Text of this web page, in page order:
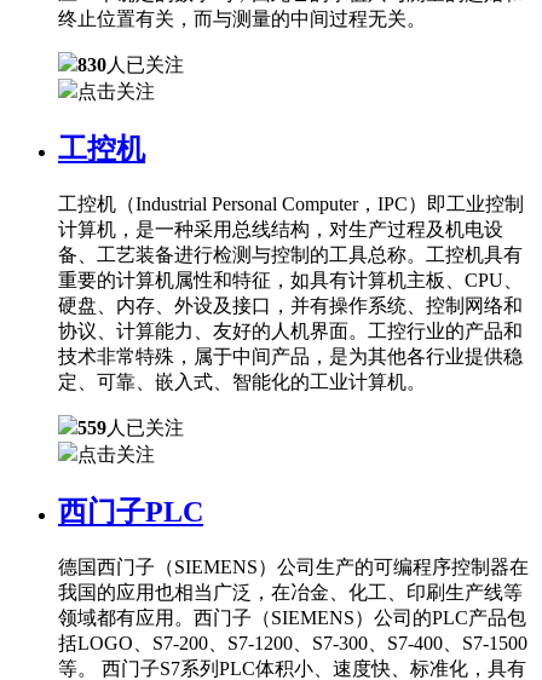
终止位置有关，而与测量的中间过程无关。
830人已关注
点击关注
工控机
工控机（Industrial Personal Computer，IPC）即工业控制
计算机，是一种采用总线结构，对生产过程及机电设
备、工艺装备进行检测与控制的工具总称。工控机具有
重要的计算机属性和特征，如具有计算机主板、CPU、
硬盘、内存、外设及接口，并有操作系统、控制网络和
协议、计算能力、友好的人机界面。工控行业的产品和
技术非常特殊，属于中间产品，是为其他各行业提供稳
定、可靠、嵌入式、智能化的工业计算机。
559人已关注
点击关注
西门子PLC
德国西门子（SIEMENS）公司生产的可编程序控制器在
我国的应用也相当广泛，在冶金、化工、印刷生产线等
领域都有应用。西门子（SIEMENS）公司的PLC产品包
括LOGO、S7-200、S7-1200、S7-300、S7-400、S7-1500
等。 西门子S7系列PLC体积小、速度快、标准化，具有